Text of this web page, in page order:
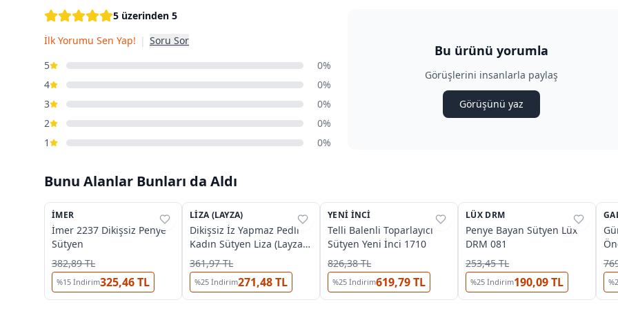
5 üzerinden 5
İlk Yorumu Sen Yap! | Soru Sor
5
0%
4
0%
3
0%
2
0%
1
0%
Bu ürünü yorumla
Görüşlerini insanlarla paylaş
Görüşünü yaz
Bunu Alanlar Bunları da Aldı
%31
İMER
İmer 2237 Dikişsiz Penye
Sütyen
382,89 TL
%15 İndirim325,46 TL
%54
LIZA (LAYZA)
Dikişsiz İz Yapmaz Pedli
Kadın Sütyen Liza (Layza)
18001
361,97 TL
%25 İndirim271,48 TL
%27
YENI İNCI
Telli Balenli Toparlayıcı
Sütyen Yeni İnci 1710
826,38 TL
%25 İndirim619,79 TL
%25
LÜX DRM
Penye Bayan Sütyen Lüx
DRM 081
253,45 TL
%25 İndirim190,09 TL
%
%